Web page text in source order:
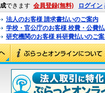
できます 会員登録(無料) ログイン
法人のお客様 請求書払いのご案内
学校・官公庁のお客様 校費・公費
研究機関のお客様 科研費払いのご